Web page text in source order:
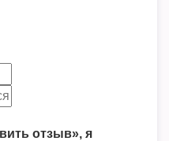
отзыв», я